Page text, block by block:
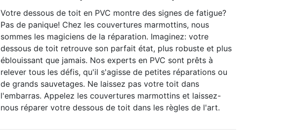
Votre dessous de toit en PVC montre des signes de fatigue?
Pas de panique! Chez les couvertures marmottins, nous
sommes les magiciens de la réparation. Imaginez: votre
dessous de toit retrouve son parfait état, plus robuste et plus
éblouissant que jamais. Nos experts en PVC sont prêts à
relever tous les défis, qu'il s'agisse de petites réparations ou
de grands sauvetages. Ne laissez pas votre toit dans
l'embarras. Appelez les couvertures marmottins et laissez-
nous réparer votre dessous de toit dans les règles de l'art.